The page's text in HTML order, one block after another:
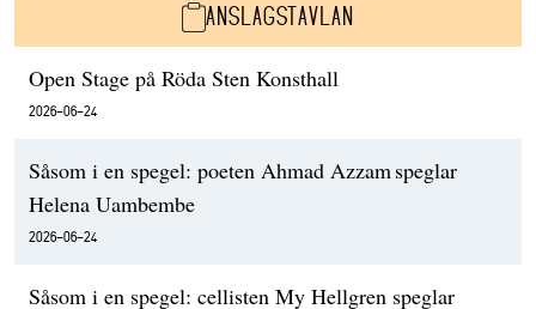
ANSLAGSTAVLAN
Open Stage på Röda Sten Konsthall
2026-06-24
Såsom i en spegel: poeten Ahmad Azzam speglar
Helena Uambembe
2026-06-24
Såsom i en spegel: cellisten My Hellgren speglar